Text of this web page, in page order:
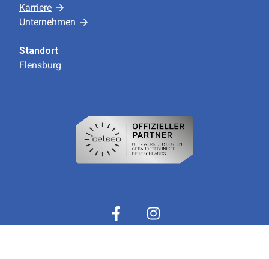
Karriere
Unternehmen
Standort
Flensburg